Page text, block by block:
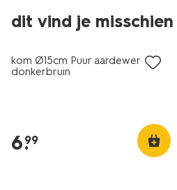
dit vind je
6=5
met je HEMA pas
kom Ø15cm Puur aardewerk
donkerbruin
6.
99